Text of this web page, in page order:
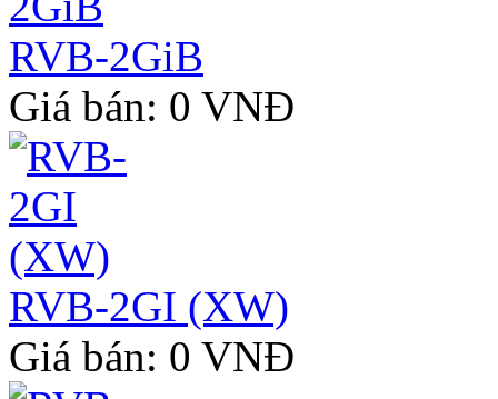
RVB-2GiB
Giá bán: 0 VNĐ
RVB-2GI (XW)
Giá bán: 0 VNĐ